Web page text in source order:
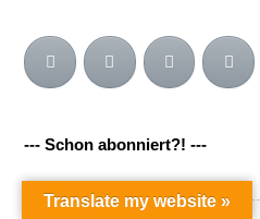
--- Schon abonniert?! ---
Translate my website »